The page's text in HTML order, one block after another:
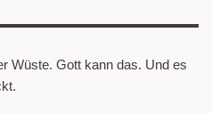
Wüste. Gott kann das. Und es